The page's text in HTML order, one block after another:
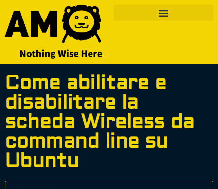
Come abilitare e
disabilitare la
scheda Wireless da
command line su
Ubuntu